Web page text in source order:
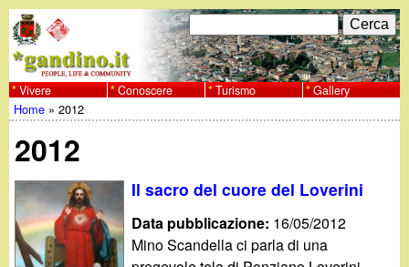
al
contenuto
w
w
w
.
F
o
r
d
i
r
C
e
r
c
Vivere Conoscere Turismo Gallery
Tu
sei
qui
Home »2012
2012
Il sacro del cuore del Loverini
Data pubblicazione: 16/05/2012
Mino Scandella ci parla di una